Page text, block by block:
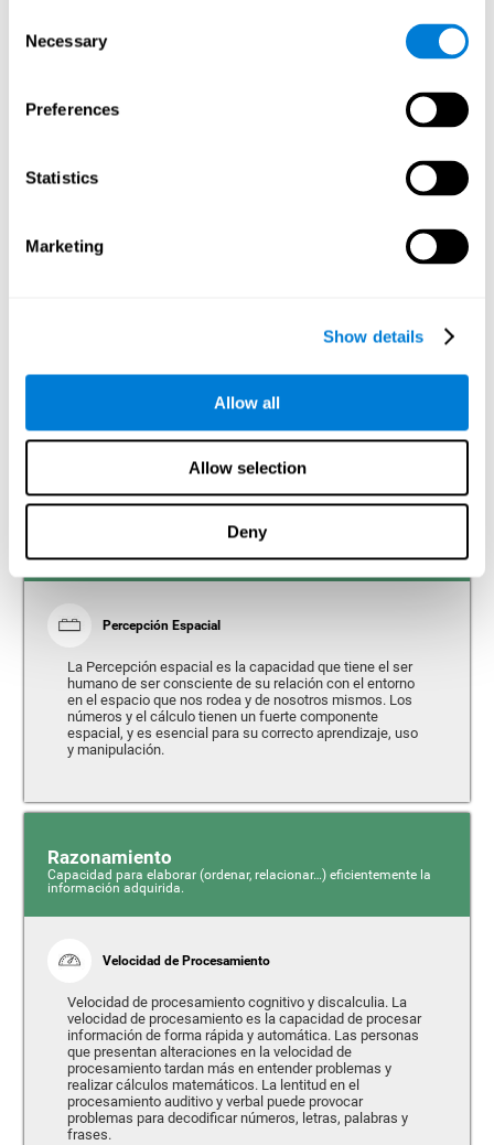
Selection
Necessary
Preferences
Statistics
Marketing
Show details
Allow all
Allow selection
Deny
información necesaria para tareas cognitivas complejas,
como el cálculo matemático. Un déficit en la memoria de
Coordinación
Capacidad para realizar eficientemente movimientos precisos y
Tiempo de respuesta y discalculia. El tiempo de
respuesta es la capacidad de percibir y procesar un
eficientemente un cálculo sencillo. Las personas que
presentan lentitud en el tiempo de respuesta tienen más
dificultades para hacer cálculos matemáticos de forma
ágil y fluida.
Percepción Espacial
La Percepción espacial es la capacidad que tiene el ser
humano de ser consciente de su relación con el entorno
en el espacio que nos rodea y de nosotros mismos. Los
números y el cálculo tienen un fuerte componente
espacial, y es esencial para su correcto aprendizaje, uso
y manipulación.
Razonamiento
Capacidad para elaborar (ordenar, relacionar…) eficientemente la
información adquirida.
Velocidad de Procesamiento
Velocidad de procesamiento cognitivo y discalculia. La
velocidad de procesamiento es la capacidad de procesar
información de forma rápida y automática. Las personas
que presentan alteraciones en la velocidad de
procesamiento tardan más en entender problemas y
realizar cálculos matemáticos. La lentitud en el
procesamiento auditivo y verbal puede provocar
problemas para decodificar números, letras, palabras y
frases.